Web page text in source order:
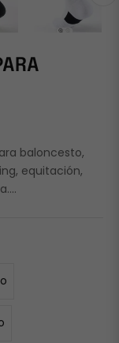
baloncesto,
equitación,